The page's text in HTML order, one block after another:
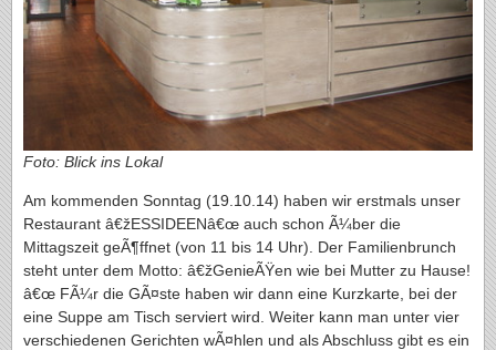
Foto: Blick ins Lokal
Am kommenden Sonntag (19.10.14) haben wir erstmals unser
Restaurant â€žESSIDEENâ€œ auch schon Ã¼ber die
Mittagszeit geÃ¶ffnet (von 11 bis 14 Uhr). Der Familienbrunch
steht unter dem Motto: â€žGenieÃŸen wie bei Mutter zu Hause!
â€œ FÃ¼r die GÃ¤ste haben wir dann eine Kurzkarte, bei der
eine Suppe am Tisch serviert wird. Weiter kann man unter vier
verschiedenen Gerichten wÃ¤hlen und als Abschluss gibt es ein